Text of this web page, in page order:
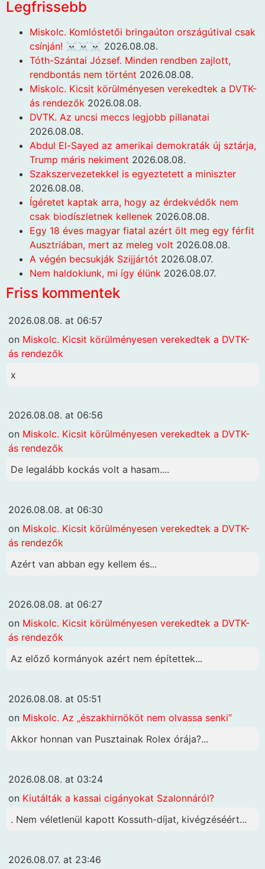
Legfrissebb
Miskolc. Komlóstetői bringaúton országútival csak
csínján! ☠️☠️☠️ 2026.08.08.
Tóth-Szántai József. Minden rendben zajlott,
rendbontás nem történt 2026.08.08.
Miskolc. Kicsit körülményesen verekedtek a DVTK-
ás rendezők 2026.08.08.
DVTK. Az uncsi meccs legjobb pillanatai
2026.08.08.
Abdul El-Sayed az amerikai demokraták új sztárja,
Trump máris nekiment 2026.08.08.
Szakszervezetekkel is egyeztetett a miniszter
2026.08.08.
Ígéretet kaptak arra, hogy az érdekvédők nem
csak biodíszletnek kellenek 2026.08.08.
Egy 18 éves magyar fiatal azért ölt meg egy férfit
Ausztriában, mert az meleg volt 2026.08.08.
A végén becsukják Szijjártót 2026.08.07.
Nem haldoklunk, mi így élünk 2026.08.07.
Friss kommentek
2026.08.08. at 06:57
on Miskolc. Kicsit körülményesen verekedtek a DVTK-
ás rendezők
x
2026.08.08. at 06:56
on Miskolc. Kicsit körülményesen verekedtek a DVTK-
ás rendezők
De legalább kockás volt a hasam....
2026.08.08. at 06:30
on Miskolc. Kicsit körülményesen verekedtek a DVTK-
ás rendezők
Azért van abban egy kellem és...
2026.08.08. at 06:27
on Miskolc. Kicsit körülményesen verekedtek a DVTK-
ás rendezők
Az előző kormányok azért nem építettek...
2026.08.08. at 05:51
on Miskolc. Az „északhirnököt nem olvassa senki”
Akkor honnan van Pusztainak Rolex órája?...
2026.08.08. at 03:24
on Kiutálták a kassai cigányokat Szalonnáról?
. Nem véletlenül kapott Kossuth-díjat, kivégzéséért...
2026.08.07. at 23:46